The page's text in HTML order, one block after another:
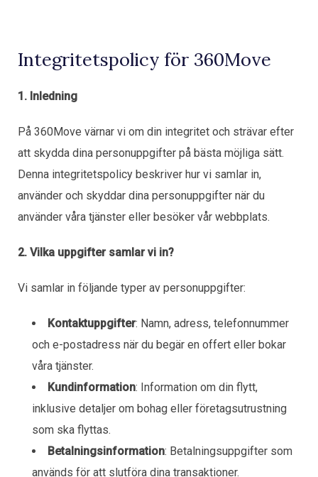
Städning inför överlämning
Flyttfirma Helsingborg
Flyttfirma Hässleholm
Flytt för privatpersoner och företag
Integritetspolicy för 360Move
1. Inledning
På 360Move värnar vi om din integritet och strävar efter
att skydda dina personuppgifter på bästa möjliga sätt.
Denna integritetspolicy beskriver hur vi samlar in,
använder och skyddar dina personuppgifter när du
använder våra tjänster eller besöker vår webbplats.
2. Vilka uppgifter samlar vi in?
Vi samlar in följande typer av personuppgifter:
Kontaktuppgifter: Namn, adress, telefonnummer
och e-postadress när du begär en offert eller bokar
våra tjänster.
Kundinformation: Information om din flytt,
inklusive detaljer om bohag eller företagsutrustning
som ska flyttas.
Betalningsinformation: Betalningsuppgifter som
används för att slutföra dina transaktioner.